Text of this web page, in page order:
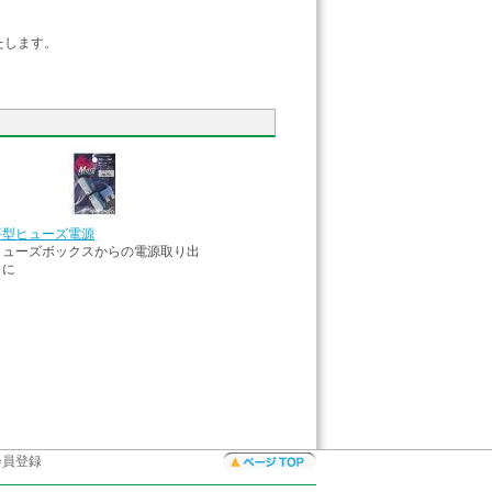
ます。
ヒューズ電源
ューズボックスからの電源取り出
に
登録